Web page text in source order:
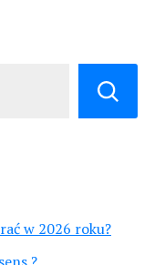
w 2026 roku?